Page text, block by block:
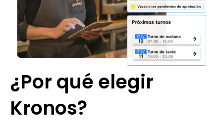
¿Por qué elegir
Kronos?